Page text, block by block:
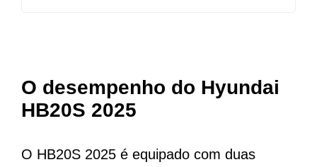
O desempenho do Hyundai
HB20S 2025
O HB20S 2025 é equipado com duas